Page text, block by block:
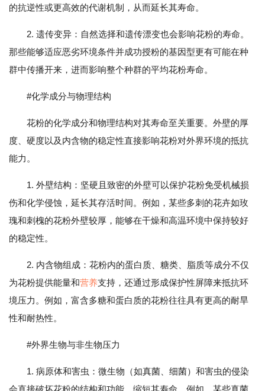
的抗逆性或更高效的代谢机制，从而延长其寿命。
2. 遗传变异：自然选择和遗传漂变也会影响花粉的寿命。
那些能够适应恶劣环境条件并成功授粉的基因型更有可能在种
群中传播开来，进而影响整个种群的平均花粉寿命。
#化学成分与物理结构
花粉的化学成分和物理结构对其寿命至关重要。外壁的厚
度、硬度以及内含物的稳定性直接影响花粉对外界环境的抵抗
能力。
1. 外壁结构：坚硬且致密的外壁可以保护花粉免受机械损
伤和化学侵蚀，延长其存活时间。例如，某些多刺的花卉如玫
瑰和刺槐的花粉外壁较厚，能够在干燥和高温环境中保持较好
的稳定性。
2. 内含物组成：花粉内的蛋白质、糖类、脂质等成分不仅
为花粉提供能量和营养支持，还通过形成保护性屏障来抵抗环
境压力。例如，富含多糖和蛋白质的花粉往往具有更高的耐旱
性和耐热性。
#外界生物与非生物压力
1. 病原体和害虫：微生物（如真菌、细菌）和害虫的侵染
会直接破坏花粉的结构和功能，缩短其寿命。例如，某些真菌